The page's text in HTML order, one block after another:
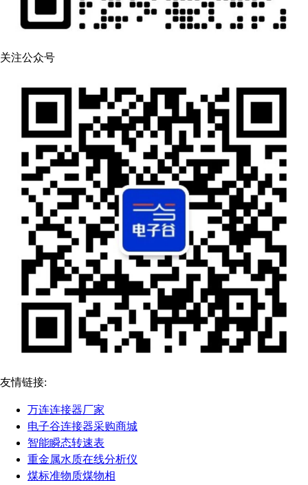
关注公众号
友情链接:
万连连接器厂家
电子谷连接器采购商城
智能瞬态转速表
重金属水质在线分析仪
煤标准物质煤物相